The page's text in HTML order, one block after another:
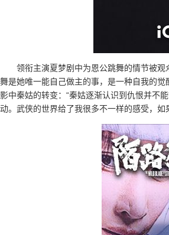
领衔主演夏梦剧中为恩公跳舞的情节被
舞是她唯一能自己做主的事，是一种自我的
影中秦姑的转变：“秦姑逐渐认识到仇恨并不
动。武侠的世界给了我很多不一样的感受，